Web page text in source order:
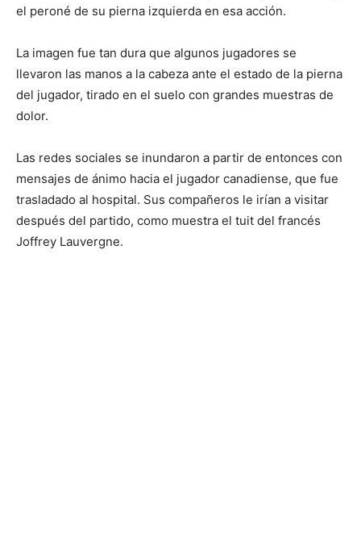
el peroné de su pierna izquierda en esa acción.
La imagen fue tan dura que algunos jugadores se
llevaron las manos a la cabeza ante el estado de la pierna
del jugador, tirado en el suelo con grandes muestras de
dolor.
Las redes sociales se inundaron a partir de entonces con
mensajes de ánimo hacia el jugador canadiense, que fue
trasladado al hospital. Sus compañeros le irían a visitar
después del partido, como muestra el tuit del francés
Joffrey Lauvergne.